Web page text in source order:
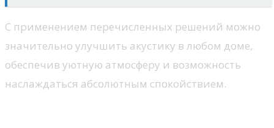
С применением перечисленных решений можно
значительно улучшить акустику в любом доме,
обеспечив уютную атмосферу и возможность
наслаждаться абсолютным спокойствием.